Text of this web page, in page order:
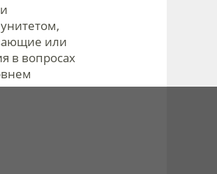
или
в вопросах